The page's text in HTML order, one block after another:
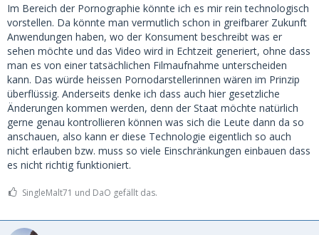
Im Bereich der Pornographie könnte ich es mir rein technologisch
vorstellen. Da könnte man vermutlich schon in greifbarer Zukunft
Anwendungen haben, wo der Konsument beschreibt was er
sehen möchte und das Video wird in Echtzeit generiert, ohne dass
man es von einer tatsächlichen Filmaufnahme unterscheiden
kann. Das würde heissen Pornodarstellerinnen wären im Prinzip
überflüssig. Anderseits denke ich dass auch hier gesetzliche
Änderungen kommen werden, denn der Staat möchte natürlich
gerne genau kontrollieren können was sich die Leute dann da so
anschauen, also kann er diese Technologie eigentlich so auch
nicht erlauben bzw. muss so viele Einschränkungen einbauen dass
es nicht richtig funktioniert.
SingleMalt71 und DaO gefällt das.